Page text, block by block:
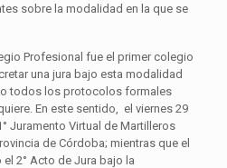
sobre la modalidad en la que se
Profesional fue el primer colegio
una jura bajo esta modalidad
todos los protocolos formales
En este sentido, el viernes 29
Juramento Virtual de Martilleros
de Córdoba; mientras que el
2° Acto de Jura bajo la